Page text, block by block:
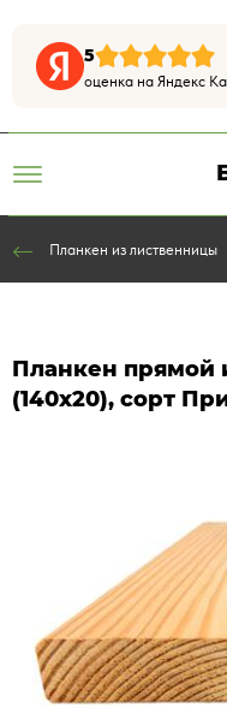
5
оценка на Яндекс
Планкен из лиственницы
Планкен прямой
(140х20), сорт